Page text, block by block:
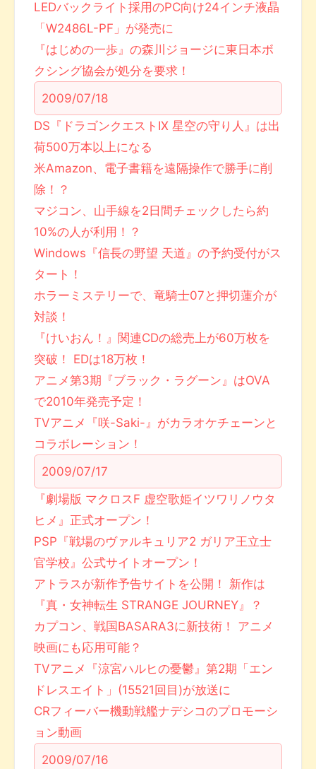
LEDバックライト採用のPC向け24インチ液晶
「W2486L-PF」が発売に
『はじめの一歩』の森川ジョージに東日本ボ
クシング協会が処分を要求！
2009/07/18
DS『ドラゴンクエストIX 星空の守り人』は出
荷500万本以上になる
米Amazon、電子書籍を遠隔操作で勝手に削
除！？
マジコン、山手線を2日間チェックしたら約
10%の人が利用！？
Windows『信長の野望 天道』の予約受付がス
タート！
ホラーミステリーで、竜騎士07と押切蓮介が
対談！
『けいおん！』関連CDの総売上が60万枚を
突破！ EDは18万枚！
アニメ第3期『ブラック・ラグーン』はOVA
で2010年発売予定！
TVアニメ『咲-Saki-』がカラオケチェーンと
コラボレーション！
2009/07/17
『劇場版 マクロスF 虚空歌姫イツワリノウタ
ヒメ』正式オープン！
PSP『戦場のヴァルキュリア2 ガリア王立士
官学校』公式サイトオープン！
アトラスが新作予告サイトを公開！ 新作は
『真・女神転生 STRANGE JOURNEY』？
カプコン、戦国BASARA3に新技術！ アニメ
映画にも応用可能？
TVアニメ『涼宮ハルヒの憂鬱』第2期「エン
ドレスエイト」(15521回目)が放送に
CRフィーバー機動戦艦ナデシコのプロモーシ
ョン動画
2009/07/16